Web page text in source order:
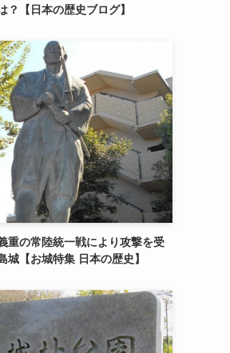
？【日本の歴史ブログ】
重の常陸統一戦により攻撃を受
城【お城特集 日本の歴史】